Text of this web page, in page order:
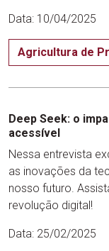
Data: 10/04/2025
Agricultura de
Deep Seek: o
acessível
Nessa entrevista
as inovações da
nosso futuro.
revolução digital!
Data: 25/02/2025